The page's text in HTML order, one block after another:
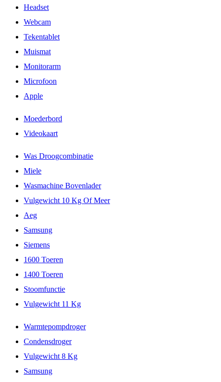
Headset
Webcam
Tekentablet
Muismat
Monitorarm
Microfoon
Apple
Moederbord
Videokaart
Was Droogcombinatie
Miele
Wasmachine Bovenlader
Vulgewicht 10 Kg Of Meer
Aeg
Samsung
Siemens
1600 Toeren
1400 Toeren
Stoomfunctie
Vulgewicht 11 Kg
Warmtepompdroger
Condensdroger
Vulgewicht 8 Kg
Samsung